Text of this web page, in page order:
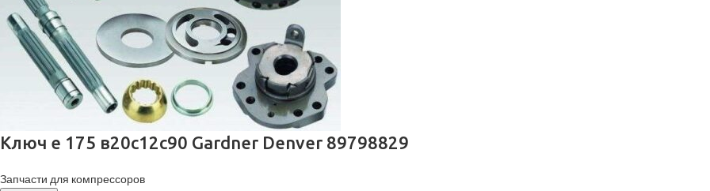
Ключ е 175 в20с12с90 Gardner Denver 89798829
Запчасти для компрессоров